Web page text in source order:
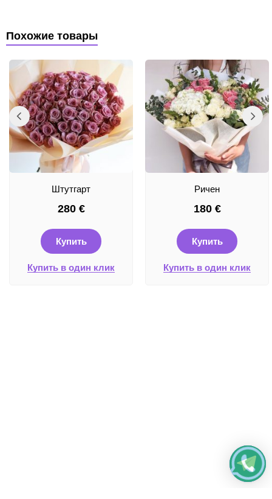
Похожие товары
Штутгарт
280 €
Купить
Купить в один клик
Ричен
180 €
Купить
Купить в один клик